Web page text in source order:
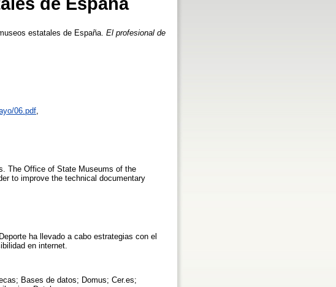
estatales de España. El profesional de
06.pdf
The Office of State Museums of the
to improve the technical documentary
ha llevado a cabo estrategias con el
en internet.
Bases de datos; Domus; Cer.es;